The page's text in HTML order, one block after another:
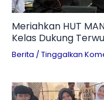
Meriahkan HUT
Kelas Dukung
Berita / Tinggalkan